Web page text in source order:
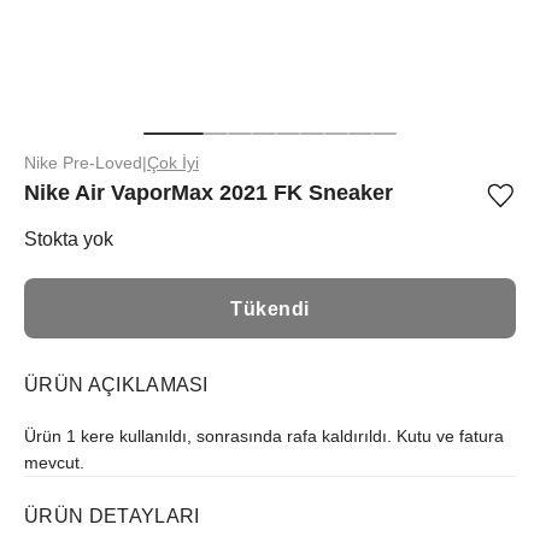
Nike Pre-Loved Çok İyi
Nike Air VaporMax 2021 FK Sneaker
Stokta yok
Tükendi
ÜRÜN AÇIKLAMASI
Ürün 1 kere kullanıldı, sonrasında rafa kaldırıldı. Kutu ve fatura
mevcut.
ÜRÜN DETAYLARI